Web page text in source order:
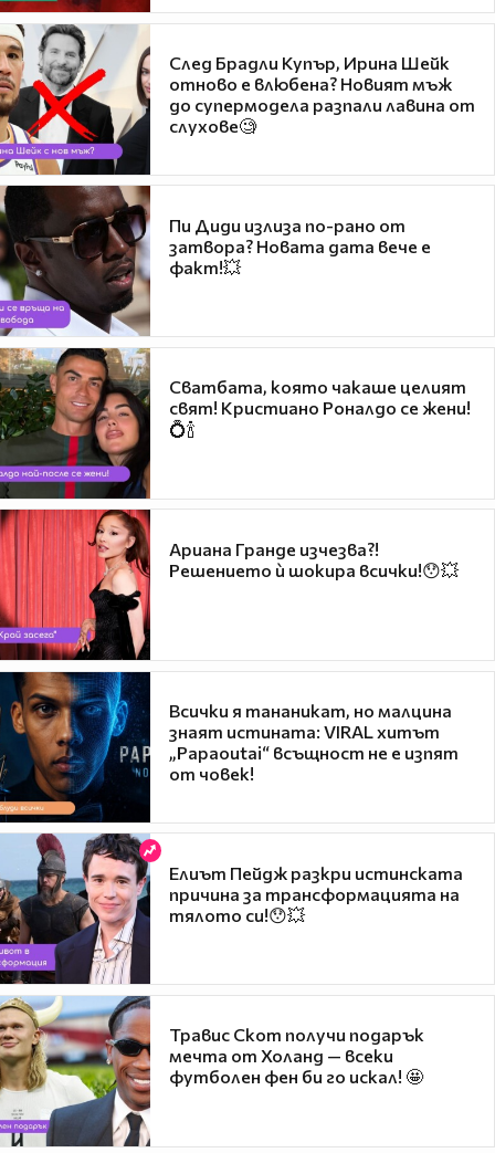
След Брадли Купър, Ирина Шейк
отново е влюбена? Новият мъж
до супермодела разпали лавина от
слухове🧐
Пи Диди излиза по-рано от
затвора? Новата дата вече е
факт!💥
Сватбата, която чакаше целият
свят! Кристиано Роналдо се жени!
💍🍾
Ариана Гранде изчезва?!
Решението ѝ шокира всички!😯💥
Всички я тананикат, но малцина
знаят истината: VIRAL хитът
„Papaoutai“ всъщност не е изпят
от човек!
Елиът Пейдж разкри истинската
причина за трансформацията на
тялото си!😯💥
Травис Скот получи подарък
мечта от Холанд — всеки
футболен фен би го искал! 🤩